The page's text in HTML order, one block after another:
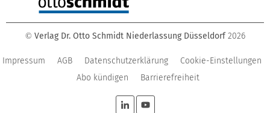
© Verlag Dr. Otto Schmidt Niederlassung Düsseldorf 2026
Impressum AGB Datenschutzerklärung
Cookie-Einstellungen
Abo kündigen
Barrierefreiheit